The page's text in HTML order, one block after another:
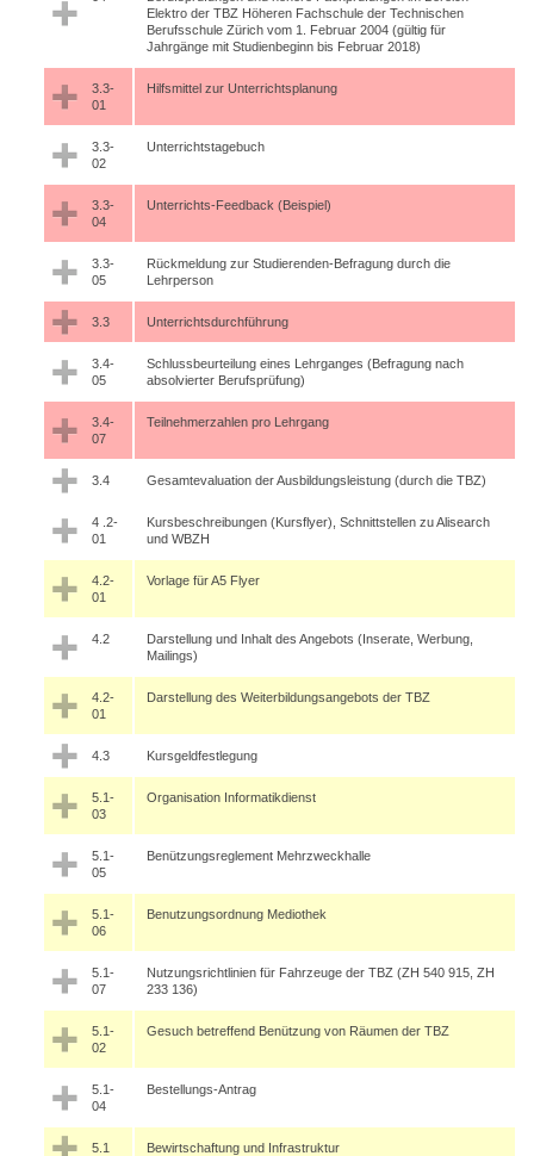
Elektro der TBZ Höheren Fachschule der Technischen
Berufsschule Zürich vom 1. Februar 2004 (gültig für
Jahrgänge mit Studienbeginn bis Februar 2018)
3.3-
01
Hilfsmittel zur Unterrichtsplanung
3.3-
02
Unterrichtstagebuch
3.3-
04
Unterrichts-Feedback (Beispiel)
3.3-
05
Rückmeldung zur Studierenden-Befragung durch die
Lehrperson
3.3 Unterrichtsdurchführung
3.4-
05
Schlussbeurteilung eines Lehrganges (Befragung nach
absolvierter Berufsprüfung)
3.4-
07
Teilnehmerzahlen pro Lehrgang
3.4 Gesamtevaluation der Ausbildungsleistung (durch die TBZ)
4 .2-
01
Kursbeschreibungen (Kursflyer), Schnittstellen zu Alisearch
und WBZH
4.2-
01
Vorlage für A5 Flyer
4.2
Darstellung und Inhalt des Angebots (Inserate, Werbung,
Mailings)
4.2-
01
Darstellung des Weiterbildungsangebots der TBZ
4.3 Kursgeldfestlegung
5.1-
03
Organisation Informatikdienst
5.1-
05
Benützungsreglement Mehrzweckhalle
5.1-
06
Benutzungsordnung Mediothek
5.1-
07
Nutzungsrichtlinien für Fahrzeuge der TBZ (ZH 540 915, ZH
233 136)
5.1-
02
Gesuch betreffend Benützung von Räumen der TBZ
5.1-
04
Bestellungs-Antrag
5.1 Bewirtschaftung und Infrastruktur